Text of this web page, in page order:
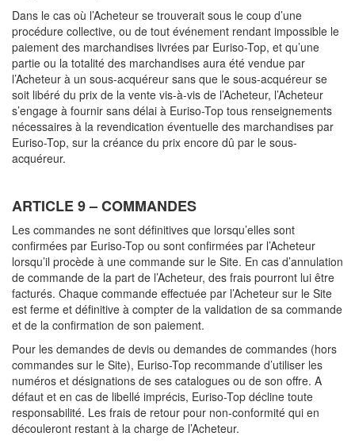
Dans le cas où l’Acheteur se trouverait sous le coup d’une
procédure collective, ou de tout événement rendant impossible le
paiement des marchandises livrées par Euriso-Top, et qu’une
partie ou la totalité des marchandises aura été vendue par
l’Acheteur à un sous-acquéreur sans que le sous-acquéreur se
soit libéré du prix de la vente vis-à-vis de l’Acheteur, l’Acheteur
s’engage à fournir sans délai à Euriso-Top tous renseignements
nécessaires à la revendication éventuelle des marchandises par
Euriso-Top, sur la créance du prix encore dû par le sous-
acquéreur.
ARTICLE 9 – COMMANDES
Les commandes ne sont définitives que lorsqu’elles sont
confirmées par Euriso-Top ou sont confirmées par l’Acheteur
lorsqu’il procède à une commande sur le Site. En cas d’annulation
de commande de la part de l’Acheteur, des frais pourront lui être
facturés. Chaque commande effectuée par l’Acheteur sur le Site
est ferme et définitive à compter de la validation de sa commande
et de la confirmation de son paiement.
Pour les demandes de devis ou demandes de commandes (hors
commandes sur le Site), Euriso-Top recommande d’utiliser les
numéros et désignations de ses catalogues ou de son offre. A
défaut et en cas de libellé imprécis, Euriso-Top décline toute
responsabilité. Les frais de retour pour non-conformité qui en
découleront restant à la charge de l’Acheteur.